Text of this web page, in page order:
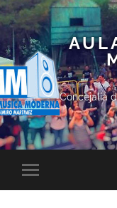
Concejalía
el